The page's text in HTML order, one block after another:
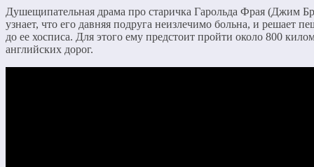
Душещипательная драма про старичка Гарольда Фрая (Джим
узнает, что его давняя подруга неизлечимо больна, и решает
до ее хосписа. Для этого ему предстоит пройти около 800
английских дорог.